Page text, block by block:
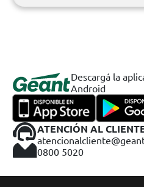
Descargá la
Android
ATENCIÓN AL
0800 5020